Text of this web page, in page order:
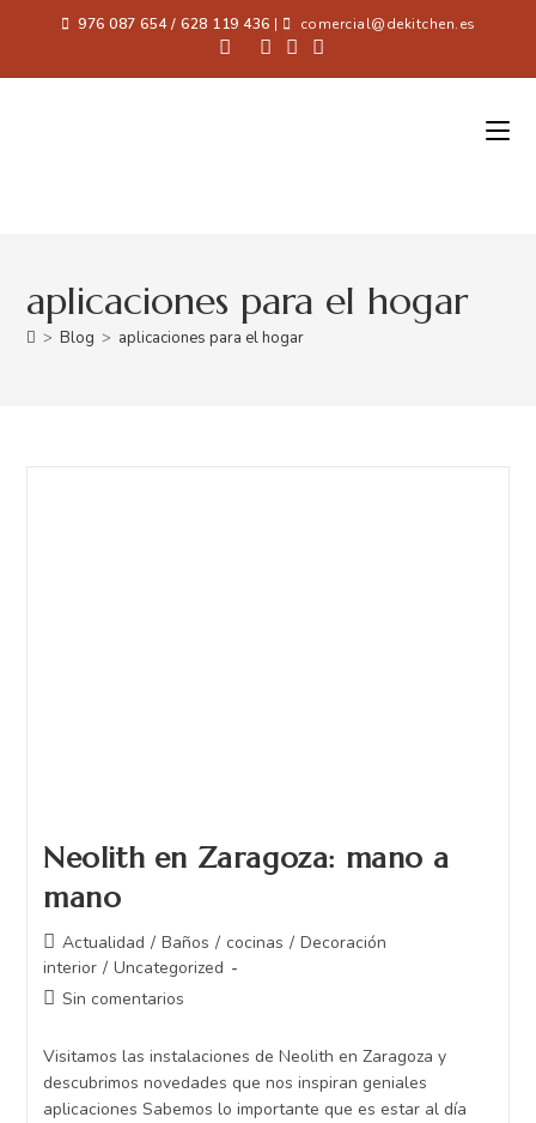
976 087 654 / 628 119 436 | comercial@dekitchen.es
aplicaciones para el hogar
> Blog > aplicaciones para el hogar
Neolith en Zaragoza: mano a
mano
Actualidad / Baños / cocinas / Decoración
interior / Uncategorized
Sin comentarios
Visitamos las instalaciones de Neolith en Zaragoza y
descubrimos novedades que nos inspiran geniales
aplicaciones Sabemos lo importante que es estar al día